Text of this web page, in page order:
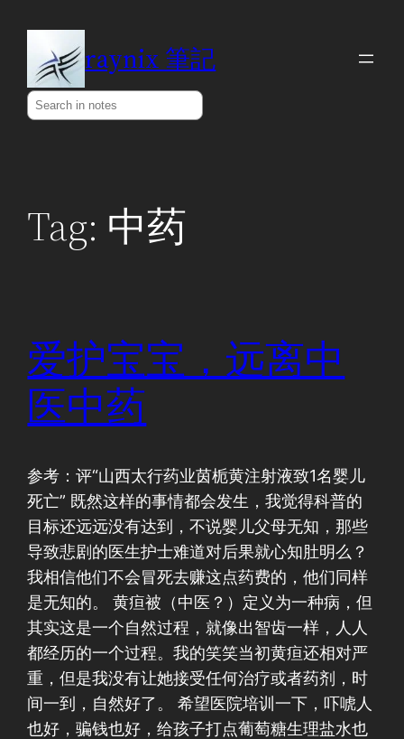
content
raynix 筆記
Search
Tag: 中药
爱护宝宝，远离中
医中药
参考：评“山西太行药业茵栀黄注射液致1名婴儿
死亡” 既然这样的事情都会发生，我觉得科普的
目标还远远没有达到，不说婴儿父母无知，那些
导致悲剧的医生护士难道对后果就心知肚明么？
我相信他们不会冒死去赚这点药费的，他们同样
是无知的。 黄疸被（中医？）定义为一种病，但
其实这是一个自然过程，就像出智齿一样，人人
都经历的一个过程。我的笑笑当初黄疸还相对严
重，但是我没有让她接受任何治疗或者药剂，时
间一到，自然好了。 希望医院培训一下，吓唬人
也好，骗钱也好，给孩子打点葡萄糖生理盐水也